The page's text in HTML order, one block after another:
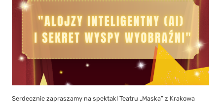
Serdecznie zapraszamy na spektakl Teatru „Maska” z Krakowa